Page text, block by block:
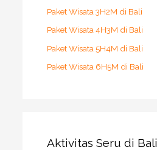
Paket Wisata 3H2M di Bali
Paket Wisata 4H3M di Bali
Paket Wisata 5H4M di Bali
Paket Wisata 6H5M di Bali
Aktivitas Seru di Bali